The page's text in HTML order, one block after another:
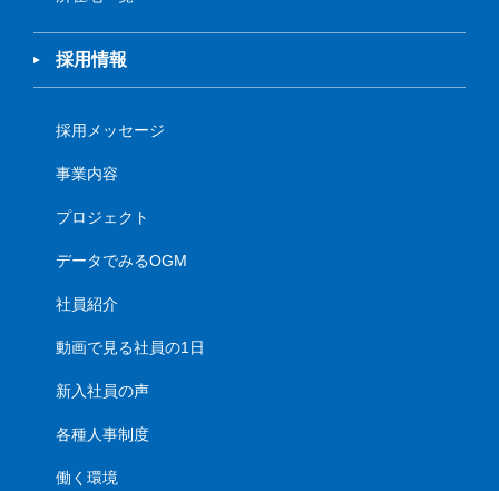
採用情報
採用メッセージ
事業内容
プロジェクト
データでみるOGM
社員紹介
動画で見る社員の1日
新入社員の声
各種人事制度
働く環境